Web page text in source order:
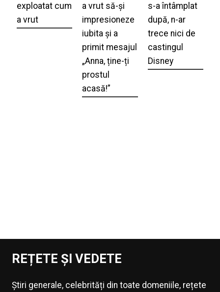
exploatat cum
a vrut
a vrut să-și
impresioneze
iubita și a
primit mesajul
„Anna, ține-ți
prostul
acasă!”
s-a întâmplat
după, n-ar
trece nici de
castingul
Disney
REȚETE ȘI VEDETE
Știri generale, celebrități din toate domeniile, rețete